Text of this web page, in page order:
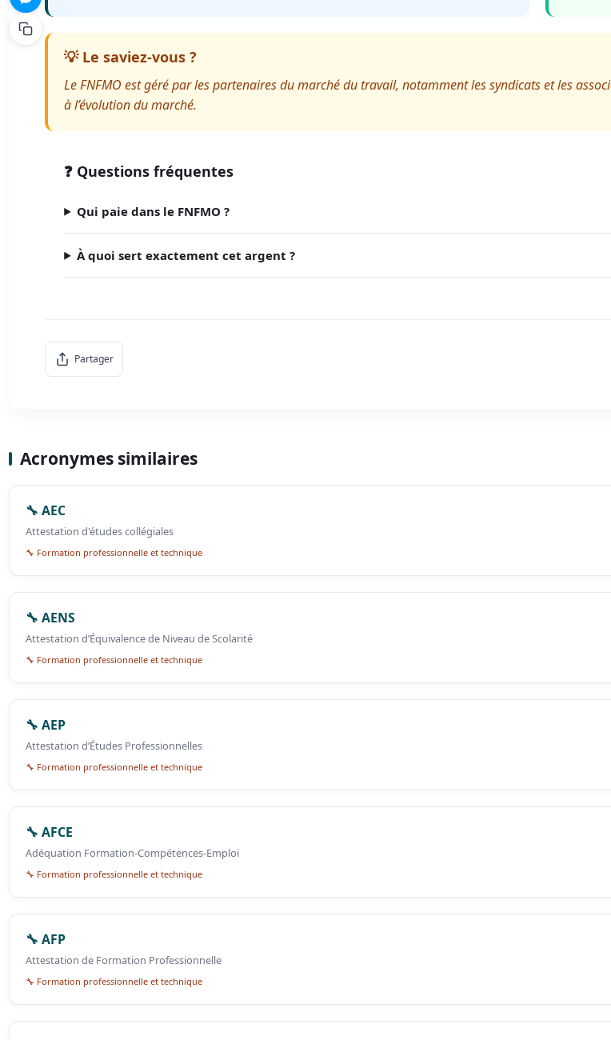
💡 Le saviez-vous ?
Le FNFMO est géré par les partenaires du marché du travail, notamment les syndicats et les
à l’évolution du marché.
❓ Questions fréquentes
Qui paie dans le FNFMO ?
À quoi sert exactement cet argent ?
Partager
Acronymes similaires
🔧 AEC
Attestation d'études collégiales
🔧 Formation professionnelle et technique
🔧 AENS
Attestation d’Équivalence de Niveau de Scolarité
🔧 Formation professionnelle et technique
🔧 AEP
Attestation d’Études Professionnelles
🔧 Formation professionnelle et technique
🔧 AFCE
Adéquation Formation-Compétences-Emploi
🔧 Formation professionnelle et technique
🔧 AFP
Attestation de Formation Professionnelle
🔧 Formation professionnelle et technique